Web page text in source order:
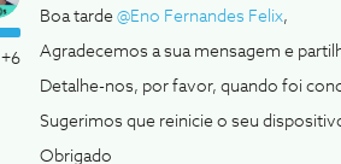
+6
Boa tarde @Eno Fernandes Felix,
Agradecemos a sua mensagem e
Detalhe-nos, por favor, quando foi
Sugerimos que reinicie o seu
Obrigado